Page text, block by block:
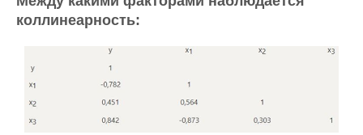
коллинеарность: